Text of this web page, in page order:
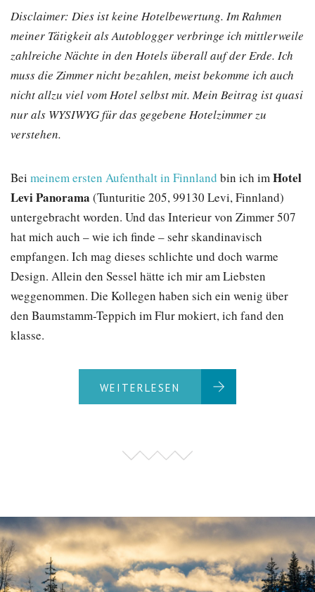
Disclaimer: Dies ist keine Hotelbewertung. Im Rahmen
meiner Tätigkeit als Autoblogger verbringe ich mittlerweile
zahlreiche Nächte in den Hotels überall auf der Erde. Ich
muss die Zimmer nicht bezahlen, meist bekomme ich auch
nicht allzu viel vom Hotel selbst mit. Mein Beitrag ist quasi
nur als WYSIWYG für das gegebene Hotelzimmer zu
verstehen.
Bei meinem ersten Aufenthalt in Finnland bin ich imHotel
Levi Panorama (Tunturitie 205, 99130 Levi, Finnland)
untergebracht worden. Und das Interieur von Zimmer 507
hat mich auch – wie ich finde – sehr skandinavisch
empfangen. Ich mag dieses schlichte und doch warme
Design. Allein den Sessel hätte ich mir am Liebsten
weggenommen. Die Kollegen haben sich ein wenig über
den Baumstamm-Teppich im Flur mokiert, ich fand den
klasse.
WEITERLESEN